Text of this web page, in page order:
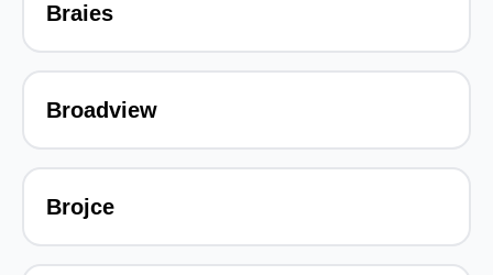
Braies
Broadview
Brojce